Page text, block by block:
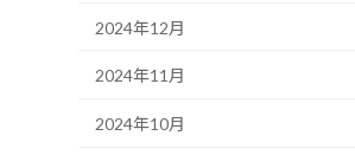
2024年12月
2024年11月
2024年10月